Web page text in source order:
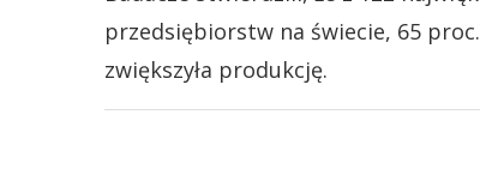
przedsiębiorstw na świecie, 65
zwiększyła produkcję.